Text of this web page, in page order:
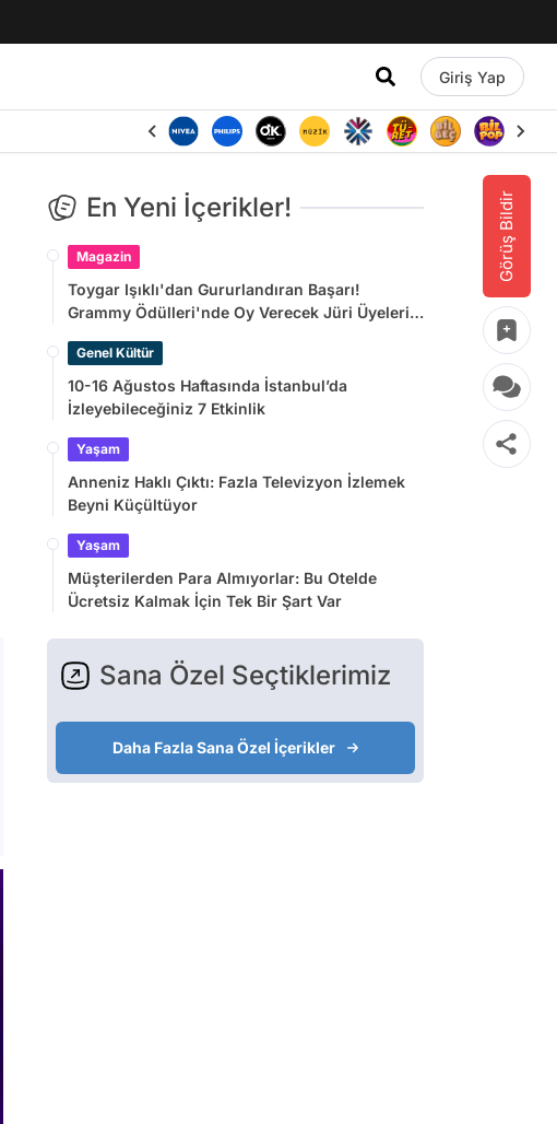
Giriş Yap
Görüş Bildir
En Yeni İçerikler!
Magazin
Toygar Işıklı'dan Gururlandıran Başarı!
Grammy Ödülleri'nde Oy Verecek Jüri Üyeleri
Genel Kültür
10-16 Ağustos Haftasında İstanbul’da
İzleyebileceğiniz 7 Etkinlik
Yaşam
Anneniz Haklı Çıktı: Fazla Televizyon İzlemek
Beyni Küçültüyor
Yaşam
Müşterilerden Para Almıyorlar: Bu Otelde
Ücretsiz Kalmak İçin Tek Bir Şart Var
Sana Özel Seçtiklerimiz
Daha Fazla Sana Özel İçerikler